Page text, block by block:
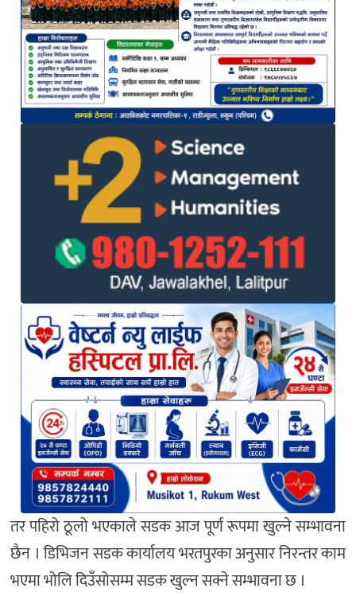
तर पहिरो ठूलो भएकाले सडक आज पूर्ण रूपमा खुल्ने सम्भावना
छैन । डिभिजन सडक कार्यालय भरतपुरका अनुसार निरन्तर काम
भएमा भोलि दिउँसोसम्म सडक खुल्न सक्ने सम्भावना छ ।